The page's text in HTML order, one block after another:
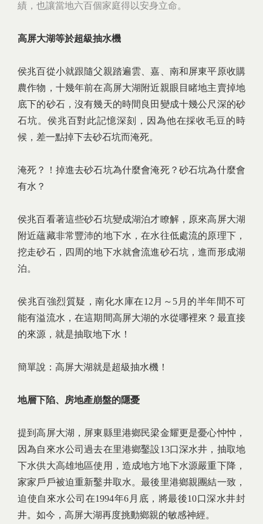
績，也讓當地六百個家庭得以安身立命。
高屏大湖等於超級抽水機
侯兆百從小就跟隨父親踏遍雲、嘉、南和屏東平原收購
農作物，十幾年前在高屏大湖附近親眼目睹地主賣掉地
底下的砂石，沒有幾天的時間良田變成十幾公尺深的砂
石坑。侯兆百對此記憶深刻，因為他在採收毛豆的時
候，差一點掉下去砂石坑而淹死。
淹死？！掉進去砂石坑為什麼會淹死？砂石坑為什麼會
有水？
侯兆百看著這些砂石坑變成湖泊才瞭解，原來高屏大湖
附近蘊藏非常豐沛的地下水，在水往低處流的原理下，
挖走砂石，四周的地下水就會流進砂石坑，進而形成湖
泊。
侯兆百強烈質疑，南化水庫在12月～5月的半年間不可
能有溢流水，在這期間高屏大湖的水從哪裡來？最直接
的來源，就是抽取地下水！
簡單說：高屏大湖就是超級抽水機！
地層下陷、房地產崩盤的隱憂
提到高屏大湖，屏東縣里港鄉民梁金耀更是憂心忡忡，
因為自來水公司過去在里港鄉鑿設13口深水井，抽取地
下水供大高雄地區使用，造成地方地下水源嚴重下降，
家家戶戶被迫重新鑿井取水。最後里港鄉親團結一致，
迫使自來水公司在1994年6月底，將最後10口深水井封
井。如今，高屏大湖再度挑動鄉親的敏感神經。